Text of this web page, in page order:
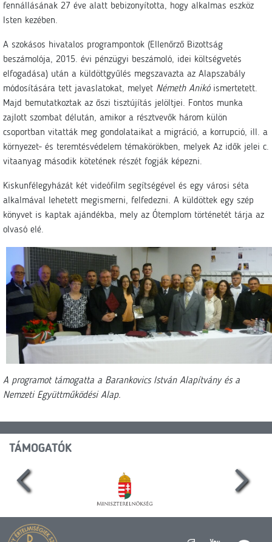
fennállásának 27 éve alatt bebizonyította, hogy alkalmas eszköz
Isten kezében.
A szokásos hivatalos programpontok (Ellenőrző Bizottság
beszámolója, 2015. évi pénzügyi beszámoló, idei költségvetés
elfogadása) után a küldöttgyűlés megszavazta az Alapszabály
módosítására tett javaslatokat, melyet Németh Anikóismertetett.
Majd bemutatkoztak az őszi tisztújítás jelöltjei. Fontos munka
zajlott szombat délután, amikor a résztvevők három külön
csoportban vitatták meg gondolataikat a migráció, a korrupció, ill. a
környezet- és teremtésvédelem témakörökben, melyek Az idők jelei c.
vitaanyag második kötetének részét fogják képezni.
Kiskunfélegyházát két videófilm segítségével és egy városi séta
alkalmával lehetett megismerni, felfedezni. A küldöttek egy szép
könyvet is kaptak ajándékba, mely az Ótemplom történetét tárja az
olvasó elé.
A programot támogatta a Barankovics István Alapítvány és a
Nemzeti Együttműködési Alap.
TÁMOGATÓK